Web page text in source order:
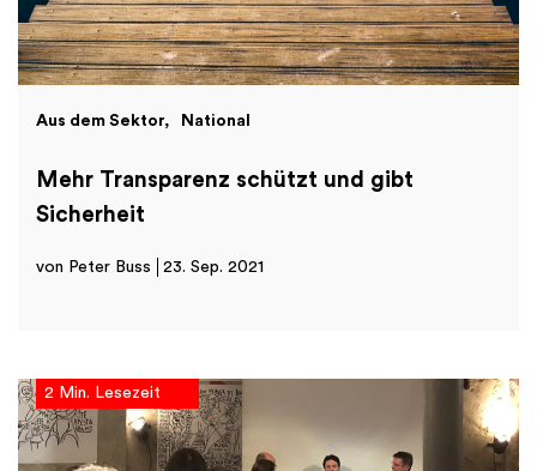
Aus dem Sektor National
Mehr Transparenz schützt und gibt
Sicherheit
von Peter Buss 23. Sep. 2021
2 Min. Lesezeit